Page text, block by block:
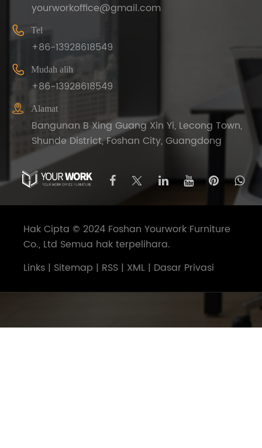
yourworkoffice@gmail.com
 Tel
+86-13928618549
 Mudah alih
+86-13928618549
 Alamat
Bangunan B Xing Guang Xin Yi, Lecong Town,
Shunde District, Foshan City, Guangdong
Hak Cipta © 2024 Foshan Yourwork Furniture
Co., Ltd Semua hak terpelihara.
Links | Sitemap | RSS | XML | Dasar Privasi